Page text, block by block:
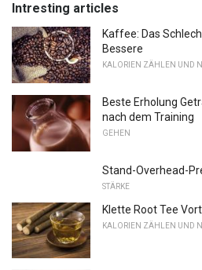
Intresting articles
Kaffee: Das
Bessere
KALORIEN ZÄHLEN UND
Beste Erholung
nach dem Training
GEHEN
Stand-Overhead-
STÄRKE
Klette Root Tee
KALORIEN ZÄHLEN UND